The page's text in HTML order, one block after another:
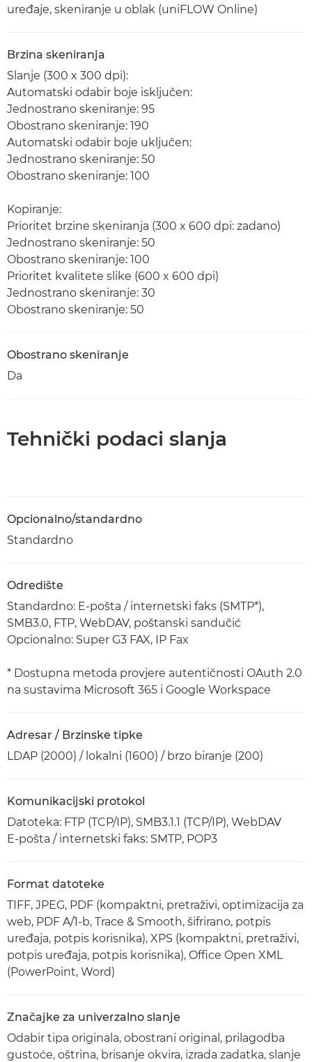
uređaje, skeniranje u oblak (uniFLOW Online)
Brzina skeniranja
Slanje (300 x 300 dpi):
Automatski odabir boje isključen:
Jednostrano skeniranje: 95
Obostrano skeniranje: 190
Automatski odabir boje uključen:
Jednostrano skeniranje: 50
Obostrano skeniranje: 100
Kopiranje:
Prioritet brzine skeniranja (300 x 600 dpi: zadano)
Jednostrano skeniranje: 50
Obostrano skeniranje: 100
Prioritet kvalitete slike (600 x 600 dpi)
Jednostrano skeniranje: 30
Obostrano skeniranje: 50
Obostrano skeniranje
Da
Tehnički podaci slanja
Opcionalno/standardno
Standardno
Odredište
Standardno: E-pošta / internetski faks (SMTP*),
SMB3.0, FTP, WebDAV, poštanski sandučić
Opcionalno: Super G3 FAX, IP Fax
* Dostupna metoda provjere autentičnosti OAuth 2.0
na sustavima Microsoft 365 i Google Workspace
Adresar / Brzinske tipke
LDAP (2000) / lokalni (1600) / brzo biranje (200)
Komunikacijski protokol
Datoteka: FTP (TCP/IP), SMB3.1.1 (TCP/IP), WebDAV
E-pošta / internetski faks: SMTP, POP3
Format datoteke
TIFF, JPEG, PDF (kompaktni, pretraživi, optimizacija za
web, PDF A/1-b, Trace & Smooth, šifrirano, potpis
uređaja, potpis korisnika), XPS (kompaktni, pretraživi,
potpis uređaja, potpis korisnika), Office Open XML
(PowerPoint, Word)
Značajke za univerzalno slanje
Odabir tipa originala, obostrani original, prilagodba
gustoće, oštrina, brisanje okvira, izrada zadatka, slanje